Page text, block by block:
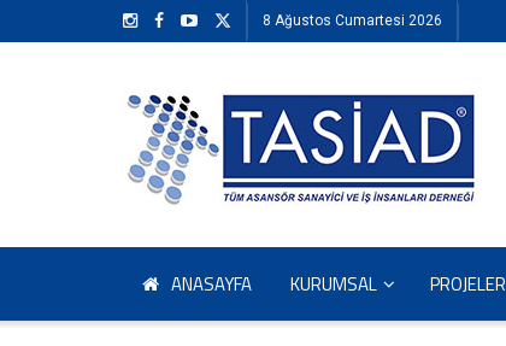
8 Ağustos Cumartesi 2026
ANASAYFA KURUMSAL PROJELER